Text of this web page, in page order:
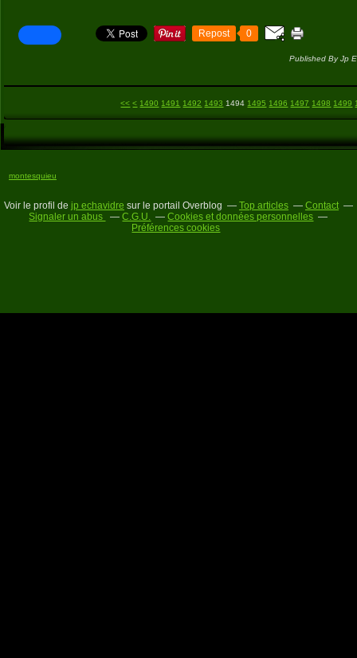
Repost 0
Published By Jp
<< < 1400
1410
1420
1430
1440
1450
1460
1470
1480
1490 1491 1492 1493 1494 1495 1496 1497 1498 1499
montesquieu
Voir le profil de jp echavidre sur le portail Overblog Top articles
Contact
Signaler un abus
C.G.U.
Cookies et données personnelles
Préférences cookies